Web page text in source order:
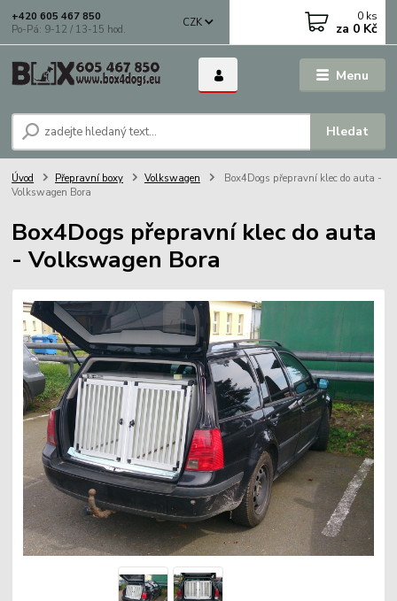
Menu
CZK
Hledat
+420 605 467 850
Po-Pá: 9-12 / 13-15 hod.
0 ks
za 0 Kč
Úvod Přepravní boxy Volkswagen
Box4Dogs přepravní klec do auta -
Volkswagen Bora
Box4Dogs přepravní klec do auta
- Volkswagen Bora